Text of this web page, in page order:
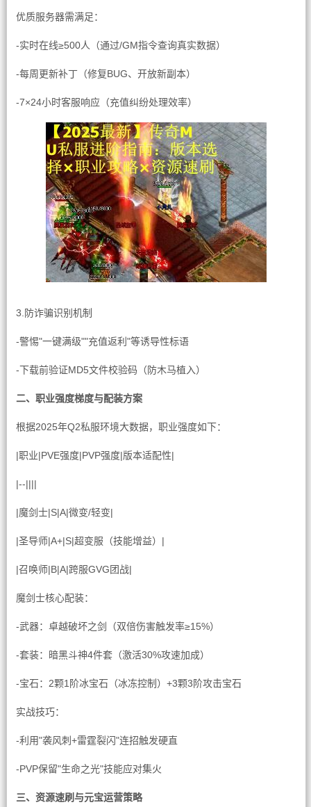
优质服务器需满足：
-实时在线≥500人（通过/GM指令查询真实数据）
-每周更新补丁（修复BUG、开放新副本）
-7×24小时客服响应（充值纠纷处理效率）
3.防诈骗识别机制
-警惕"一键满级""充值返利"等诱导性标语
-下载前验证MD5文件校验码（防木马植入）
二、职业强度梯度与配装方案
根据2025年Q2私服环境大数据，职业强度如下：
|职业|PVE强度|PVP强度|版本适配性|
|--||||
|魔剑士|S|A|微变/轻变|
|圣导师|A+|S|超变服（技能增益）|
|召唤师|B|A|跨服GVG团战|
魔剑士核心配装：
-武器：卓越破坏之剑（双倍伤害触发率≥15%）
-套装：暗黑斗神4件套（激活30%攻速加成）
-宝石：2颗1阶冰宝石（冰冻控制）+3颗3阶攻击宝石
实战技巧：
-利用"袭风刺+雷霆裂闪"连招触发硬直
-PVP保留"生命之光"技能应对集火
三、资源速刷与元宝运营策略